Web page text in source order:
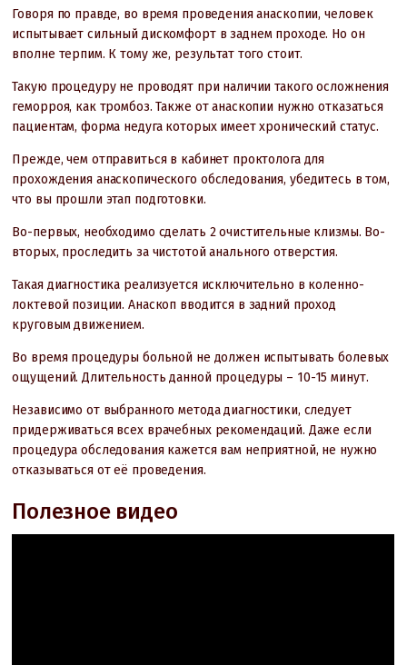
Говоря по правде, во время проведения анаскопии, человек
испытывает сильный дискомфорт в заднем проходе. Но он
вполне терпим. К тому же, результат того стоит.
Такую процедуру не проводят при наличии такого осложнения
геморроя, как тромбоз. Также от анаскопии нужно отказаться
пациентам, форма недуга которых имеет хронический статус.
Прежде, чем отправиться в кабинет проктолога для
прохождения анаскопического обследования, убедитесь в том,
что вы прошли этап подготовки.
Во-первых, необходимо сделать 2 очистительные клизмы. Во-
вторых, проследить за чистотой анального отверстия.
Такая диагностика реализуется исключительно в коленно-
локтевой позиции. Анаскоп вводится в задний проход
круговым движением.
Во время процедуры больной не должен испытывать болевых
ощущений. Длительность данной процедуры – 10-15 минут.
Независимо от выбранного метода диагностики, следует
придерживаться всех врачебных рекомендаций. Даже если
процедура обследования кажется вам неприятной, не нужно
отказываться от её проведения.
Полезное видео